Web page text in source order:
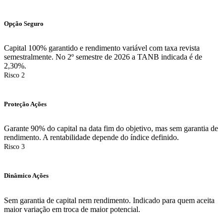
Opção Seguro
Capital 100% garantido e rendimento variável com taxa revista
semestralmente. No 2º semestre de 2026 a TANB indicada é de
2,30%.
Risco 2
Proteção Ações
Garante 90% do capital na data fim do objetivo, mas sem garantia de
rendimento. A rentabilidade depende do índice definido.
Risco 3
Dinâmico Ações
Sem garantia de capital nem rendimento. Indicado para quem aceita
maior variação em troca de maior potencial.